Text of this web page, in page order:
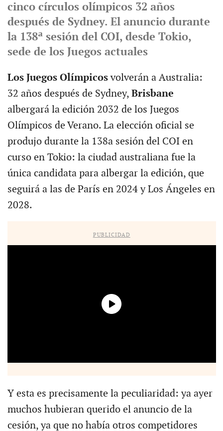
cinco círculos olímpicos 32 años
después de Sydney. El anuncio durante
la 138ª sesión del COI, desde Tokio,
sede de los Juegos actuales
Los Juegos Olímpicosvolverán a Australia:
32 años después de Sydney, Brisbane
albergará la edición 2032 de los Juegos
Olímpicos de Verano. La elección oficial se
produjo durante la 138a sesión del COI en
curso en Tokio: la ciudad australiana fue la
única candidata para albergar la edición, que
seguirá a las de París en 2024 y Los Ángeles en
2028.
PUBLICIDAD
Y esta es precisamente la peculiaridad: ya ayer
muchos hubieran querido el anuncio de la
cesión, ya que no había otros competidores